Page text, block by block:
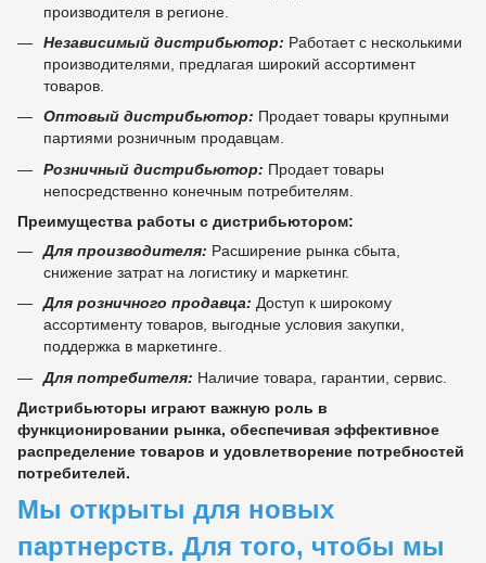
производителя в регионе.
Независимый дистрибьютор: Работает с несколькими
производителями, предлагая широкий ассортимент
товаров.
Оптовый дистрибьютор: Продает товары крупными
партиями розничным продавцам.
Розничный дистрибьютор: Продает товары
непосредственно конечным потребителям.
Преимущества работы с дистрибьютором:
Для производителя: Расширение рынка сбыта,
снижение затрат на логистику и маркетинг.
Для розничного продавца: Доступ к широкому
ассортименту товаров, выгодные условия закупки,
поддержка в маркетинге.
Для потребителя: Наличие товара, гарантии, сервис.
Дистрибьюторы играют важную роль в
функционировании рынка, обеспечивая эффективное
распределение товаров и удовлетворение потребностей
потребителей.
Мы открыты для новых
партнерств. Для того, чтобы мы